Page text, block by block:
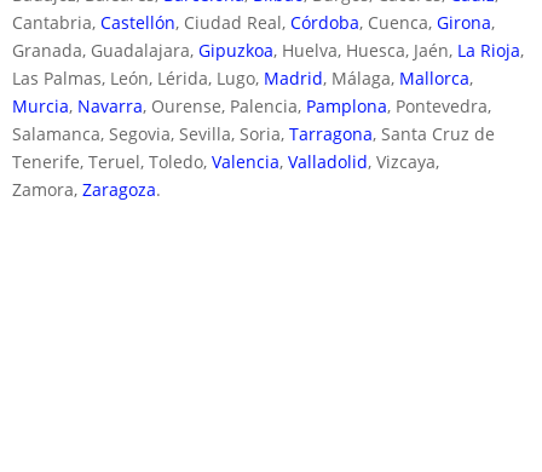
Cantabria, Castellón, Ciudad Real, Córdoba, Cuenca, Girona,
Granada, Guadalajara, Gipuzkoa, Huelva, Huesca, Jaén, La Rioja,
Las Palmas, León, Lérida, Lugo, Madrid, Málaga, Mallorca,
Murcia, Navarra, Ourense, Palencia, Pamplona, Pontevedra,
Salamanca, Segovia, Sevilla, Soria, Tarragona, Santa Cruz de
Tenerife, Teruel, Toledo, Valencia, Valladolid, Vizcaya,
Zamora, Zaragoza.